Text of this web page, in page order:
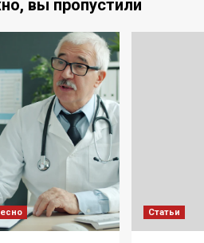
вы пропустили
Статьи